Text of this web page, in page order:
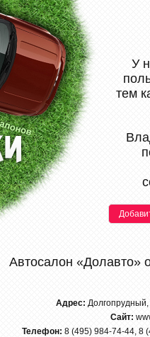
У
тем
Автосалон «Долавто»
Адрес:
Сайт:
Телефон: 8 (495) 984-74-44, 8